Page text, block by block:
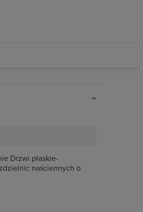
Drzwi płaskie-
naściennych o